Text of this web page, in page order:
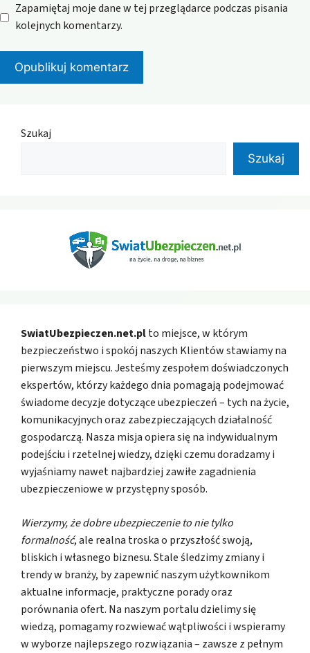
Zapamiętaj moje dane w tej przeglądarce podczas pisania
kolejnych komentarzy.
Szukaj
Szukaj
SwiatUbezpieczen.net.plto miejsce, w którym
bezpieczeństwo i spokój naszych Klientów stawiamy na
pierwszym miejscu. Jesteśmy zespołem doświadczonych
ekspertów, którzy każdego dnia pomagają podejmować
świadome decyzje dotyczące ubezpieczeń – tych na życie,
komunikacyjnych oraz zabezpieczających działalność
gospodarczą. Nasza misja opiera się na indywidualnym
podejściu i rzetelnej wiedzy, dzięki czemu doradzamy i
wyjaśniamy nawet najbardziej zawiłe zagadnienia
ubezpieczeniowe w przystępny sposób.
Wierzymy, że dobre ubezpieczenie to nie tylko
formalność, ale realna troska o przyszłość swoją,
bliskich i własnego biznesu. Stale śledzimy zmiany i
trendy w branży, by zapewnić naszym użytkownikom
aktualne informacje, praktyczne porady oraz
porównania ofert. Na naszym portalu dzielimy się
wiedzą, pomagamy rozwiewać wątpliwości i wspieramy
w wyborze najlepszego rozwiązania – zawsze z pełnym